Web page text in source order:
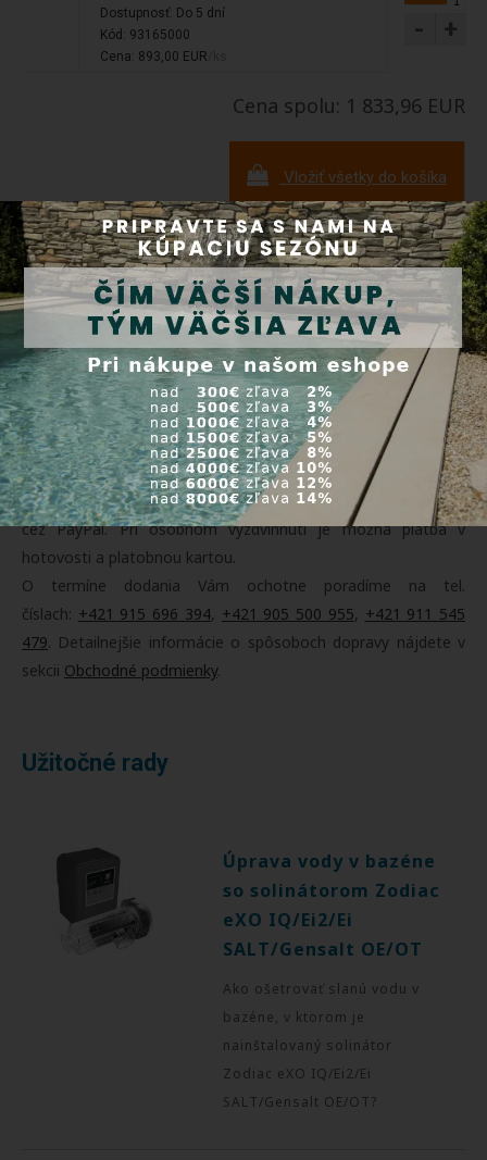
Dostupnosť: Do 5 dní
Kód: 93165000
Cena: 893,00 EUR
- +
Cena spolu: 1 833,96 EUR
Vložiť všetky do košíka
Doprava a platba
Tovar zasielame prepravnými službami Packeta (3000+
výdajných miest na Slovensku) a SDS. Tovar je možné po
predchádzajúcej objednávke vyzdvihnúť osobne v našom
sklade v Orechovej Potôni 311. Doprava je ZADARMO pri
objednávke tovaru nad 200 Eur. Platbu môžete realizovať
dobierkou, online platobnou kartou, prevodom na účet alebo
cez PayPal. Pri osobnom vyzdvihnutí je možná platba v
hotovosti a platobnou kartou.
O termíne dodania Vám ochotne poradíme na tel.
číslach: +421 915 696 394, +421 905 500 955, +421 911 545
479. Detailnejšie informácie o spôsoboch dopravy nájdete v
sekcii Obchodné podmienky.
Užitočné rady
Úprava vody v bazéne
so solinátorom Zodiac
eXO IQ/Ei2/Ei
SALT/Gensalt OE/OT
Ako ošetrovať slanú vodu v
bazéne, v ktorom je
nainštalovaný solinátor
Zodiac eXO IQ/Ei2/Ei
SALT/Gensalt OE/OT?